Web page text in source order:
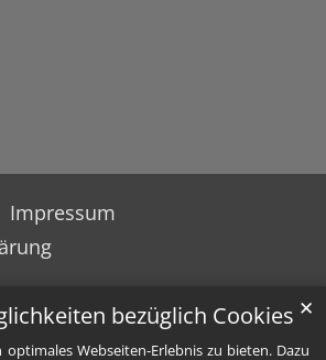
bezüglich Cookies
Webseiten-Erlebnis zu bieten. Dazu
✕
Impressum